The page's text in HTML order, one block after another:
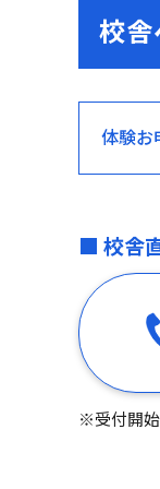
校
体験お
■ 校舎
※受付開